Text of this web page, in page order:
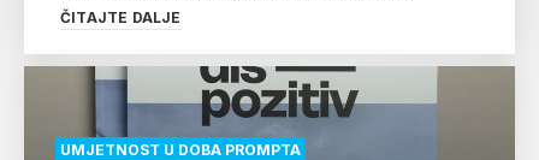
ČITAJTE DALJE
UMJETNOST U DOBA PROMPTA